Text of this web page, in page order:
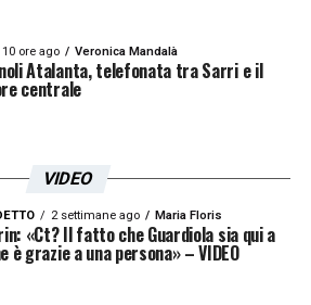
10 ore ago Veronica Mandalà
Atalanta, telefonata tra Sarri e il
centrale
VIDEO
2 settimane ago Maria Floris
«Ct? Il fatto che Guardiola sia qui a
è grazie a una persona» – VIDEO